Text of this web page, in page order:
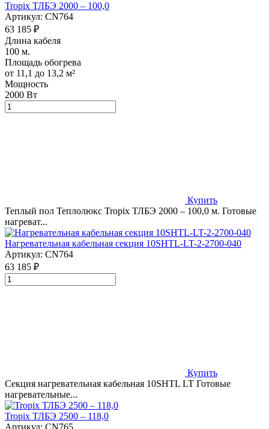
Tropix ТЛБЭ 2000 – 100,0
Артикул: CN764
63 185 ₽
Длина кабеля
100 м.
Площадь обогрева
от 11,1 до 13,2 м²
Мощность
2000 Вт
Купить
Теплый пол Теплолюкс Tropix ТЛБЭ 2000 – 100,0 м. Готовые
нагреват...
Нагревательная кабельная секция 10SHTL-LT-2-2700-040
Артикул: CN764
63 185 ₽
Купить
Секция нагревательная кабельная 10SHTL LT Готовые
нагревательные...
Tropix ТЛБЭ 2500 – 118,0